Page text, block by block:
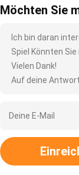
Möchten Sie
Ich bin daran
Spiel Könnten
Vielen Dank!
Auf deine